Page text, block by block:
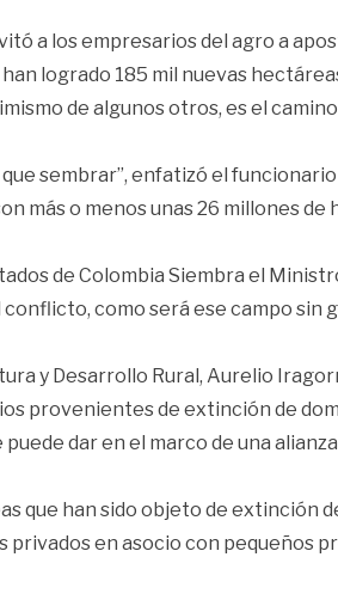
a los empresarios del agro a
logrado 185 mil nuevas
de algunos otros, es el
sembrar”, enfatizó el
más o menos unas 26 millones de
de Colombia Siembra el
como será ese campo sin
y Desarrollo Rural, Aurelio
provenientes de extinción de
dar en el marco de una
que han sido objeto de extinción
en asocio con pequeños